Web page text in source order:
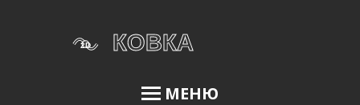
МЕНЮ